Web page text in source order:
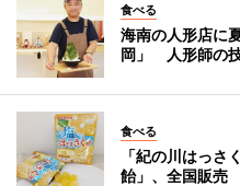
食べる
海南の人形店に
岡」 人形師の
食べる
「紀の川はっさ
飴」、全国販売